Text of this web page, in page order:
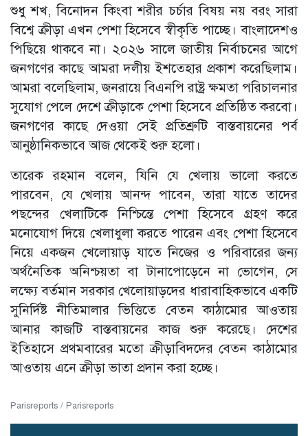
শুধু শখ, বিনোদন কিংবা শরীর চর্চার বিষয় নয় বরং সারা
বিশ্বে ক্রীড়া এখন পেশা হিসেবে স্বীকৃতি পাচ্ছে। বাংলাদেশও
পিছিয়ে থাকবে না। ২০২৬ সালে জাতীয় নির্বাচনের আগে
জনগণের কাছে আমরা দলীয় ইশতেহার প্রকাশ করেছিলাম।
আমরা বলেছিলাম, জনরায়ে বিএনপি রাষ্ট্র ক্ষমতা পরিচালনার
সুযোগ পেলে দেশে ক্রীড়াকে পেশা হিসেবে প্রতিষ্ঠিত করবো।
জনগণের কাছে দেওয়া সেই প্রতিশ্রুটি বাস্তবায়নের পর্ব
আনুষ্ঠানিকভাবে আজ থেকেই শুরু হলো।
তারেক রহমান বলেন, যিনি যে খেলায় ভালো করতে
পারবেন, যে খেলায় আনন্দ পাবেন, তারা যাতে তাদের
পছন্দের খেলাটিকে নিশ্চিন্তে পেশা হিসেবে গ্রহণ করে
মনোযোগ দিয়ে খেলাধুলা করতে পারেন এবং পেশা হিসেবে
নিয়ে একজন খেলোয়াড় যাতে নিজের ও পরিবারের জন্য
অর্থনৈতিক অনিশ্চয়তা বা টানাপোড়েনে না ভোগেন, সে
লক্ষ্যে বর্তমান সরকার খেলোয়াড়দের ধারাবাহিকভাবে একটি
সুনির্দিষ্ট নীতিমালার ভিত্তিতে বেতন কাঠামোর আওতায়
আনার কাজটি বাস্তবায়নের কাজ শুরু করেছে। দেশের
ইতিহাসে প্রথমবারের মতো ক্রীড়াবিদদের বেতন কাঠামোর
আওতায় এনে ক্রীড়া ভাতা প্রদান করা হচ্ছে।
Parisreports / Parisreports